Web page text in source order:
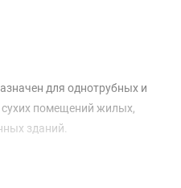
для однотрубных и
сухих помещений жилых,
зданий.